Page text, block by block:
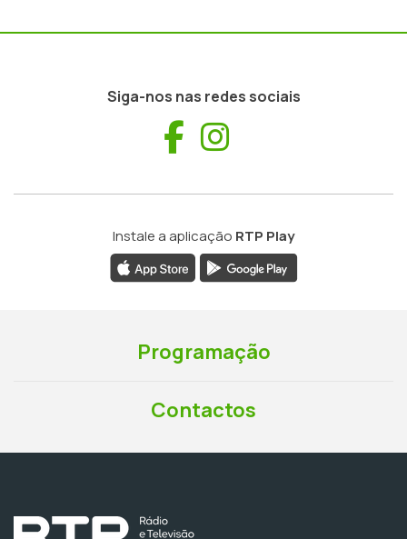
Siga-nos nas redes sociais
Facebook
Instale a aplicação RTP Play
Programação
Contactos